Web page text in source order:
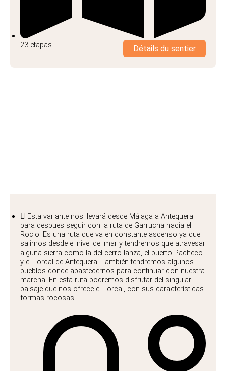
23 etapas Détails du sentier
Esta variante nos llevará desde Málaga a Antequera
para despues seguir con la ruta de Garrucha hacia el
Rocio. Es una ruta que va en constante ascenso ya que
salimos desde el nivel del mar y tendremos que atravesar
alguna sierra como la del cerro lanza, el puerto Pacheco
y el Torcal de Antequera. También tendremos algunos
pueblos donde abastecernos para continuar con nuestra
marcha. En esta ruta podremos disfrutar del singular
paisaje que nos ofrece el Torcal, con sus características
formas rocosas.